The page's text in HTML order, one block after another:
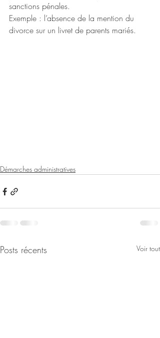
sanctions pénales.
Exemple : l’absence de la mention du
divorce sur un livret de parents mariés.
Démarches administratives
Posts récents Voir tout